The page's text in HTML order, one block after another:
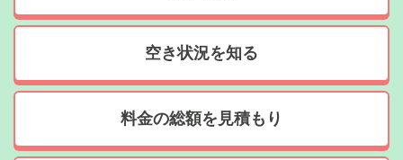
空き状況を知る
料金の総額を見積もり